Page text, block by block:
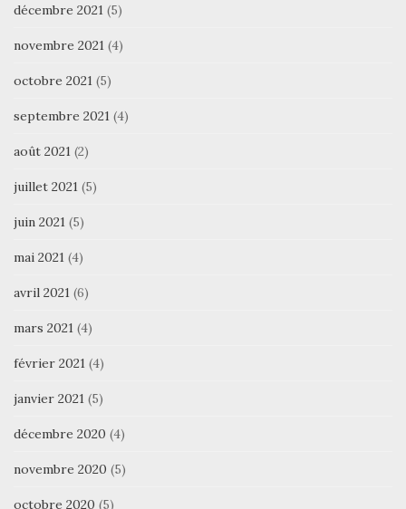
décembre 2021 (5)
novembre 2021 (4)
octobre 2021 (5)
septembre 2021 (4)
août 2021 (2)
juillet 2021 (5)
juin 2021 (5)
mai 2021 (4)
avril 2021 (6)
mars 2021 (4)
février 2021 (4)
janvier 2021 (5)
décembre 2020 (4)
novembre 2020 (5)
octobre 2020 (5)